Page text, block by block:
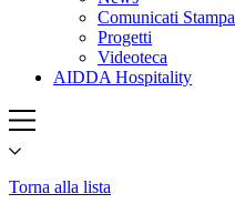
Comunicati Stampa
Progetti
Videoteca
AIDDA Hospitality
Torna alla lista